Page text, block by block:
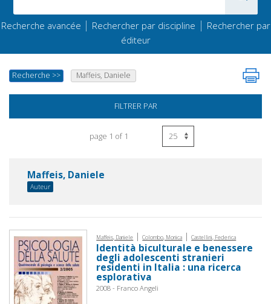
Recherche avancée | Rechercher par discipline | Rechercher par
éditeur
Recherche >> Maffeis, Daniele
FILTRER PAR
page 1 of 1
Maffeis, Daniele
Auteur
Maffeis, Daniele | Colombo, Monica | Castellini, Federica
Identità biculturale e benessere
degli adolescenti stranieri
residenti in Italia : una ricerca
esplorativa
2008 - Franco Angeli